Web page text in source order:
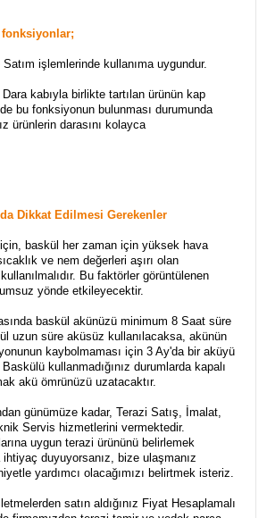
Satım işlemlerinde kullanıma uygundur.
Dara kabıyla birlikte tartılan ürünün kap
bu fonksiyonun bulunması durumunda
ürünlerin darasını kolayca
Dikkat Edilmesi Gerekenler
baskül her zaman için yüksek hava
ve nem değerleri aşırı olan
Bu faktörler görüntülenen
yönde etkileyecektir.
baskül akünüzü minimum 8 Saat süre
uzun süre aküsüz kullanılacaksa, akünün
kaybolmaması için 3 Ay'da bir aküyü
kullanmadığınız durumlarda kapalı
akü ömrünüzü uzatacaktır.
günümüze kadar, Terazi Satış, İmalat,
Servis hizmetlerini vermektedir.
uygun terazi ürününü belirlemek
duyuyorsanız, bize ulaşmanız
yardımcı olacağımızı belirtmek isteriz.
satın aldığınız Fiyat Hesaplamalı